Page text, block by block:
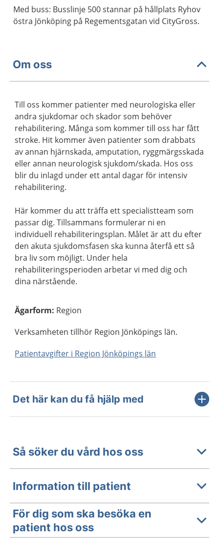
Med buss: Busslinje 500 stannar på hållplats Ryhov
östra Jönköping på Regementsgatan vid CityGross.
Om oss
Till oss kommer patienter med neurologiska eller
andra sjukdomar och skador som behöver
rehabilitering. Många som kommer till oss har fått
stroke. Hit kommer även patienter som drabbats
av annan hjärnskada, amputation, ryggmärgsskada
eller annan neurologisk sjukdom/skada. Hos oss
blir du inlagd under ett antal dagar för intensiv
rehabilitering.
Här kommer du att träffa ett specialistteam som
passar dig. Tillsammans formulerar ni en
individuell rehabiliteringsplan. Målet är att du efter
den akuta sjukdomsfasen ska kunna återfå ett så
bra liv som möjligt. Under hela
rehabiliteringsperioden arbetar vi med dig och
dina närstående.
Ägarform: Region
Verksamheten tillhör Region Jönköpings län.
Patientavgifter i Region Jönköpings län
Det här kan du få hjälp med
Så söker du vård hos oss
Information till patient
För dig som ska besöka en
patient hos oss